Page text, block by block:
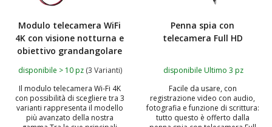
Modulo telecamera WiFi
4K con visione notturna e
obiettivo grandangolare
disponibile > 10 pz (3 Varianti)
Il modulo telecamera Wi-Fi 4K
con possibilità di scegliere tra 3
varianti rappresenta il modello
più avanzato della nostra
Penna spia con
telecamera Full HD
disponibile Ultimo 3 pz
Facile da usare, con
registrazione video con audio,
fotografia e funzione di scrittura:
tutto questo è offerto dalla